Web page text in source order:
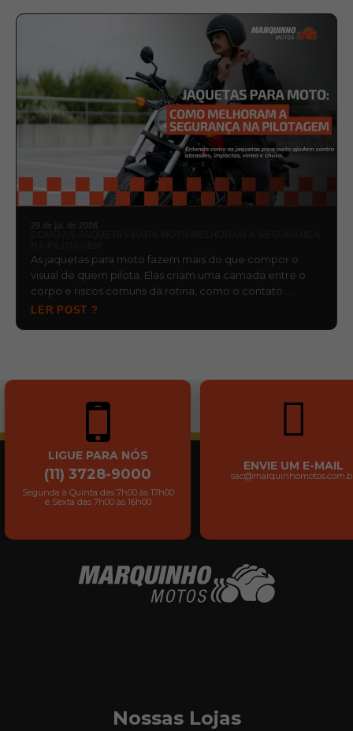
29 de jul. de 2026
As jaquetas para moto fazem mais do que compor o
visual de quem pilota. Elas criam uma camada entre o
corpo e riscos comuns da rotina, como o contato …
LER POST ?
LIGUE PARA NÓS
(11) 3728-9000
Segunda à Quinta das 7h00 às 17h00
e Sexta das 7h00 às 16h00
ENVIE UM E-MAIL
Nossas Lojas